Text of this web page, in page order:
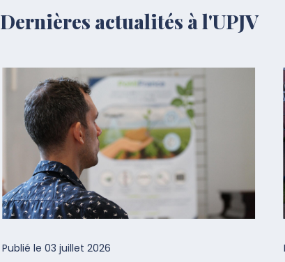
Dernières actualités à l'UPJV
Publié le03 juillet 2026